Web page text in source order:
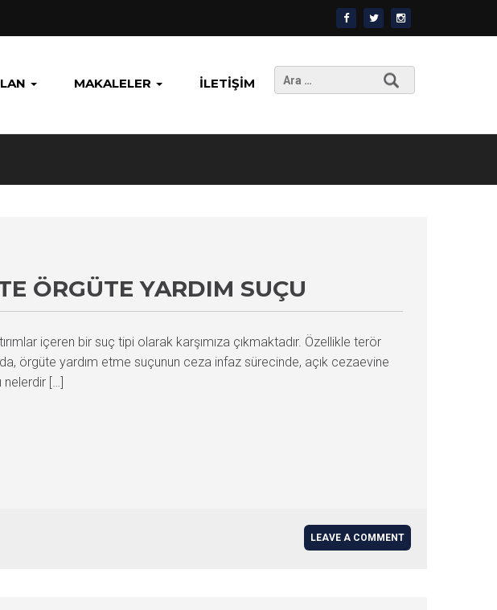
MAKALELER İLETIŞIM
Arama:
ÖRGÜTE YARDIM SUÇU
içeren bir suç tipi olarak karşımıza çıkmaktadır. Özellikle terör
örgüte yardım etme suçunun ceza infaz sürecinde, açık cezaevine
nelerdir […]
LEAVE A COMMENT